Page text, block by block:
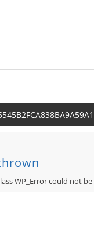
WP_Error could not